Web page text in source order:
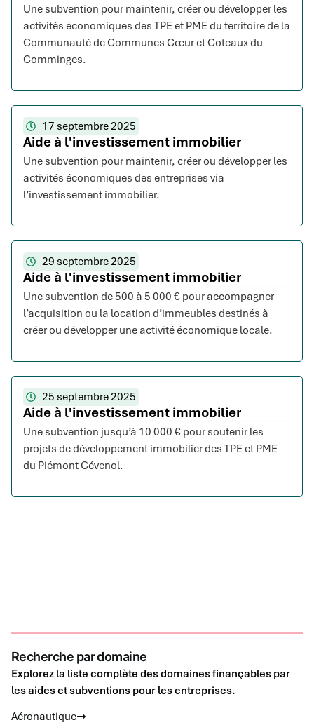
Une subvention pour maintenir, créer ou développer les
activités économiques des TPE et PME du territoire de la
Communauté de Communes Cœur et Coteaux du
Comminges.
17 septembre 2025
Aide à l'investissement immobilier
Une subvention pour maintenir, créer ou développer les
activités économiques des entreprises via
l’investissement immobilier.
29 septembre 2025
Aide à l'investissement immobilier
Une subvention de 500 à 5 000 € pour accompagner
l’acquisition ou la location d’immeubles destinés à
créer ou développer une activité économique locale.
25 septembre 2025
Aide à l'investissement immobilier
Une subvention jusqu’à 10 000 € pour soutenir les
projets de développement immobilier des TPE et PME
du Piémont Cévenol.
Recherche par domaine
Explorez la liste complète des domaines finançables par
les aides et subventions pour les entreprises.
Aéronautique